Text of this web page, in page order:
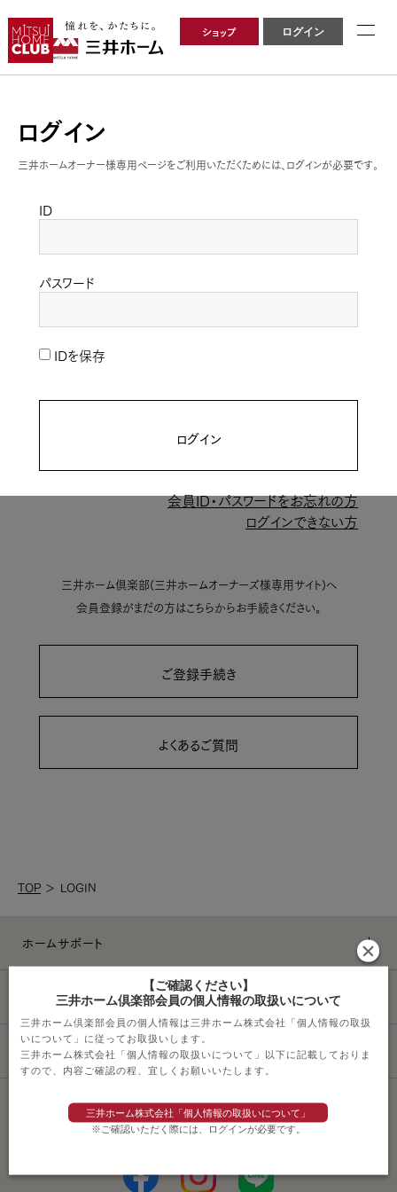
ショップ ログイン
ログイン
三井ホームオーナー様専用ページをご利用いただくためには、ログインが必要です。
ID
パスワード
IDを保存
ログイン
会員ID・パスワードをお忘れの方
ログインできない方
三井ホーム倶楽部(三井ホームオーナーズ様専用サイト)へ
会員登録がまだの方はこちらからお手続きください。
ご登録手続き
よくあるご質問
TOP ＞ LOGIN
ホームサポート
ライフスタイル
その他サービス
ソーシャルメディアポリシー
【ご確認ください】
三井ホーム倶楽部会員の個人情報の取扱いについて
三井ホーム倶楽部会員の個人情報は三井ホーム株式会社「個人情報の取扱
いについて」に従ってお取扱いします。
三井ホーム株式会社「個人情報の取扱いについて」以下に記載しておりま
すので、内容ご確認の程、宜しくお願いいたします。
三井ホーム株式会社「個人情報の取扱いについて」
※ご確認いただく際には、ログインが必要です。